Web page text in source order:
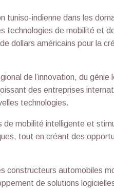
tuniso-indienne dans les
technologies de mobilité et
dollars américains pour la
de l’innovation, du génie
des entreprises
technologies.
mobilité intelligente et
tout en créant des
constructeurs automobiles
de solutions